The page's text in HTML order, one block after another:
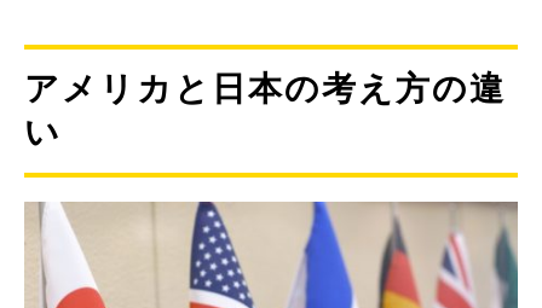
アメリカと日本の考え方の違
い